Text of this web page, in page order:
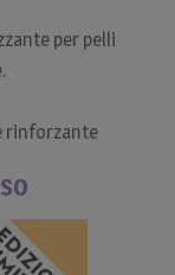
per pelli
rinforzante